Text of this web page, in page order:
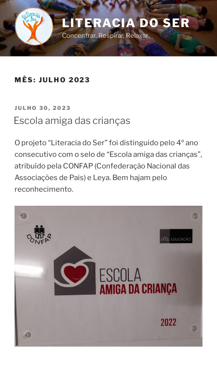
Saltar
para
o
conteúdo
LITERACIA DO SER
Concentrar, Respirar, Relaxar
MÊS: JULHO 2023
PUBLICADO
EM
JULHO 30, 2023
Escola amiga das crianças
O projeto “Literacia do Ser” foi distinguido pelo 4º ano
consecutivo com o selo de “Escola amiga das crianças”,
atribuído pela CONFAP (Confederação Nacional das
Associações de Pais) e Leya. Bem hajam pelo
reconhecimento.